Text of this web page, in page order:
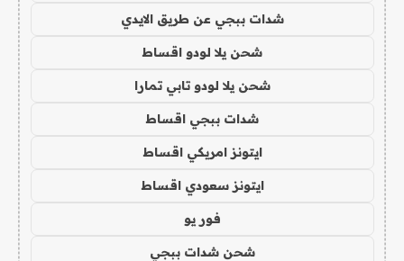
شدات ببجي عن طريق الايدي
شحن يلا لودو اقساط
شحن يلا لودو تابي تمارا
شدات ببجي اقساط
ايتونز امريكي اقساط
ايتونز سعودي اقساط
فور يو
شحن شدات ببجي